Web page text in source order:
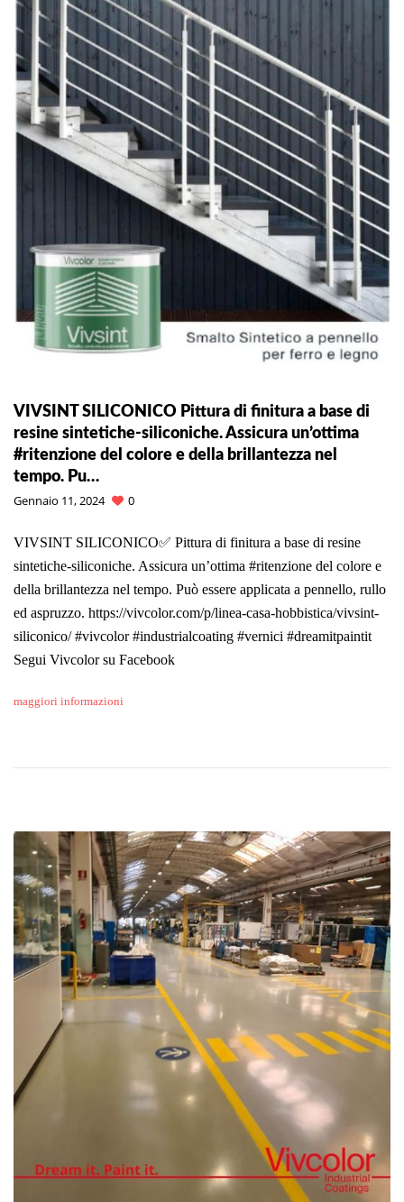
VIVSINT SILICONICO Pittura di finitura a base di
resine sintetiche-siliconiche. Assicura un’ottima
#ritenzione del colore e della brillantezza nel
tempo. Pu…
Gennaio 11, 2024
0
VIVSINT SILICONICO✅ Pittura di finitura a base di resine
sintetiche-siliconiche. Assicura un’ottima #ritenzione del colore e
della brillantezza nel tempo. Può essere applicata a pennello, rullo
ed aspruzzo. https://vivcolor.com/p/linea-casa-hobbistica/vivsint-
siliconico/ #vivcolor #industrialcoating #vernici #dreamitpaintit
Segui Vivcolor su Facebook
maggiori informazioni